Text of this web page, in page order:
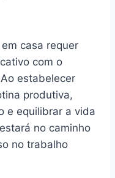
casa requer
com o
estabelecer
produtiva,
e equilibrar a vida
no caminho
no trabalho